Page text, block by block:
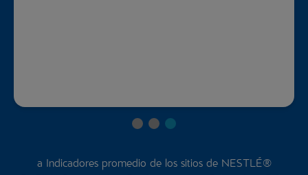
a Indicadores promedio de los sitios de NESTLÉ®